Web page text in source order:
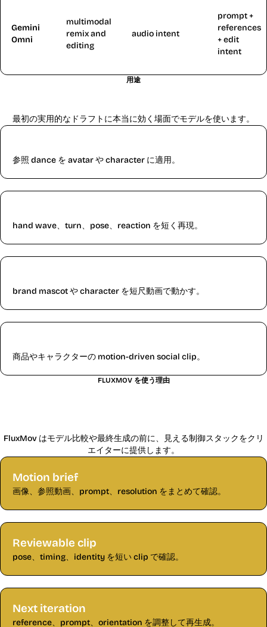
Gemini
Omni
multimodal
remix and
editing
audio intent
prompt +
references
+ edit
intent
用途
最初の実用的なドラフトに本当に効く場面でモデルを使います。
参照 dance を avatar や character に適用。
hand wave、turn、pose、reaction を短く再現。
brand mascot や character を短尺動画で動かす。
商品やキャラクターの motion-driven social clip。
FLUXMOV を使う理由
FluxMov はモデル比較や最終生成の前に、見える制御スタックをクリ
エイターに提供します。
Motion brief
画像、参照動画、prompt、resolution をまとめて確認。
Reviewable clip
pose、timing、identity を短い clip で確認。
Next iteration
reference、prompt、orientation を調整して再生成。